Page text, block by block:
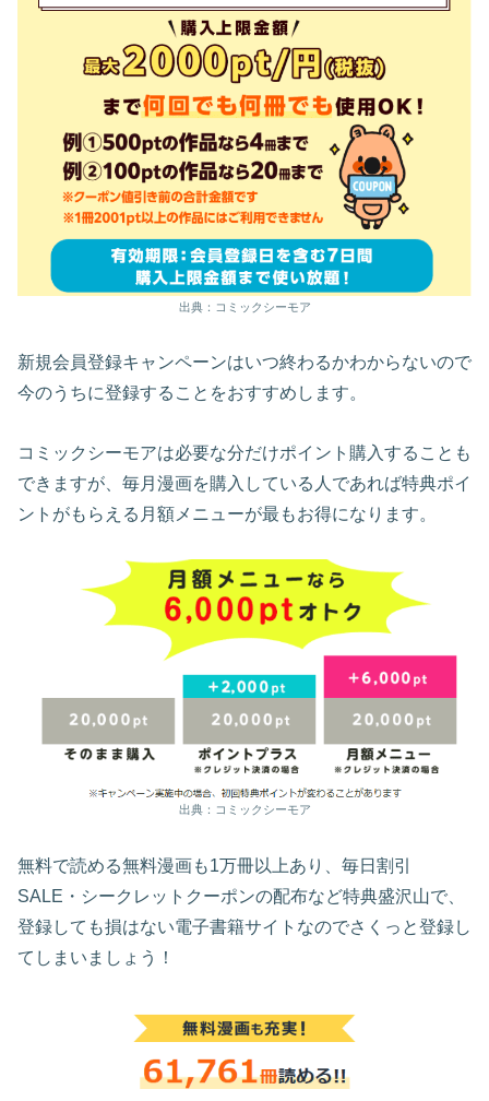
出典：コミックシーモア
新規会員登録キャンペーンはいつ終わるかわからないので
今のうちに登録することをおすすめします。
コミックシーモアは必要な分だけポイント購入することも
できますが、毎月漫画を購入している人であれば特典ポイ
ントがもらえる月額メニューが最もお得になります。
出典：コミックシーモア
無料で読める無料漫画も1万冊以上あり、毎日割引
SALE・シークレットクーポンの配布など特典盛沢山で、
登録しても損はない電子書籍サイトなのでさくっと登録し
てしまいましょう！